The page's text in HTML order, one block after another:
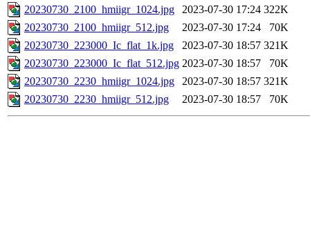
20230730_2100_hmiigr_1024.jpg
2023-07-30 17:24 322K
20230730_2100_hmiigr_512.jpg
2023-07-30 17:24
70K
20230730_223000_Ic_flat_1k.jpg
2023-07-30 18:57 321K
20230730_223000_Ic_flat_512.jpg 2023-07-30 18:57
70K
20230730_2230_hmiigr_1024.jpg
2023-07-30 18:57 321K
20230730_2230_hmiigr_512.jpg
2023-07-30 18:57 70K